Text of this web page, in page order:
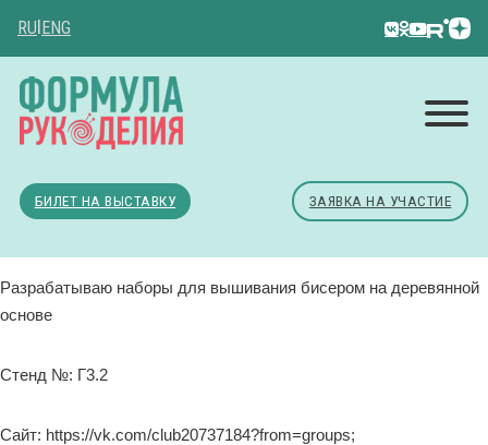
RU ENG
БИЛЕТ НА ВЫСТАВКУ ЗАЯВКА НА УЧАСТИЕ
Разрабатываю наборы для вышивания бисером на деревянной
основе
Стенд №: Г3.2
Сайт: https://vk.com/club20737184?from=groups;